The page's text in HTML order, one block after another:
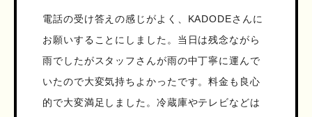
電話の受け答えの感じがよく、KADODEさんに
お願いすることにしました。当日は残念ながら
雨でしたがスタッフさんが雨の中丁寧に運んで
いたので大変気持ちよかったです。料金も良心
的で大変満足しました。冷蔵庫やテレビなどは